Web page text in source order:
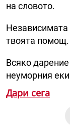
на словото.
твоята помощ.
Всяко
неуморния
Дари сега